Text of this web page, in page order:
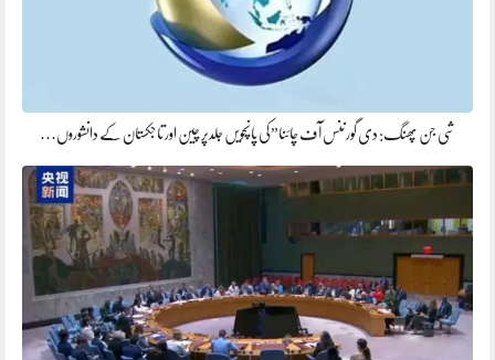
شی جن پھنگ: دی گورننس آف چائنا”کی پانچویں جلدپر چین اور تاجکستان کے دانشوروں…